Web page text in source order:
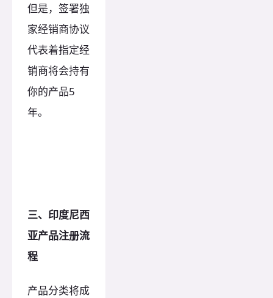
但是，签署独
家经销商协议
代表着指定经
销商将会持有
你的产品5
年。
三、印度尼西
亚产品注册流
程
产品分类将成